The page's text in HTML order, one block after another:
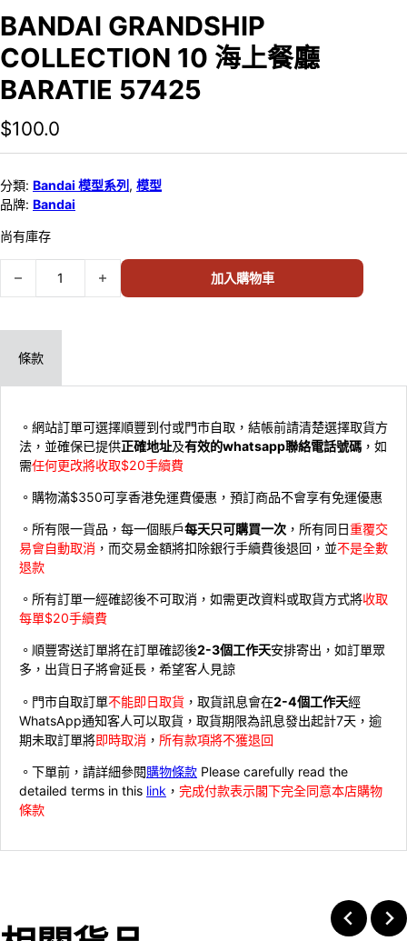
BANDAI GRANDSHIP
COLLECTION 10 海上餐廳
BARATIE 57425
$100.0
分類: Bandai 模型系列 , 模型
品牌: Bandai
尚有庫存
BANDAI GRANDSHIP COLLECTION 10 海上餐廳 BARATIE 57425 數
加入購物車
條款
。網站訂單可選擇順豐到付或門市自取，結帳前請清楚選擇取貨方
法，並確保已提供正確地址及有效的whatsapp聯絡電話號碼 ，如
需任何更改將收取$20手續費
。購物滿$350可享香港免運費優惠，預訂商品不會享有免運優惠
。所有限一貨品，每一個賬戶每天只可購買一次 ，所有同日重覆交
易會自動取消 ，而交易金額將扣除銀行手續費後退回，並不是全數
退款
。所有訂單一經確認後不可取消，如需更改資料或取貨方式將收取
每單$20手續費
。順豐寄送訂單將在訂單確認後2-3個工作天安排寄出，如訂單眾
多，出貨日子將會延長，希望客人見諒
。門市自取訂單不能即日取貨 ，取貨訊息會在2-4個工作天經
WhatsApp通知客人可以取貨，取貨期限為訊息發出起計7天，逾
期未取訂單將即時取消 ， 所有款項將不獲退回
。下單前，請詳細參閱購物條款 Please carefully read the
detailed terms in this link ， 完成付款表示閣下完全同意本店購物
條款